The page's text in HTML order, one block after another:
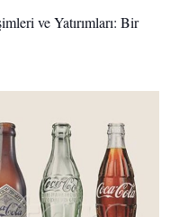
ve Yatırımları: Bir